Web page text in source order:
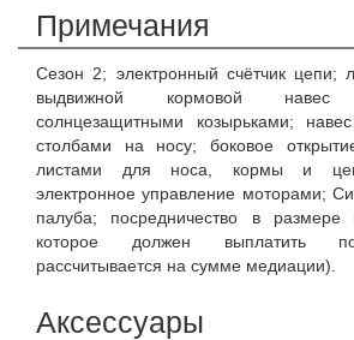
Примечания
Сезон 2; электронный счётчик цепи;
выдвижной кормовой
солнцезащитными козырьками;
столбами на носу; боковое
листами для носа, кормы и
электронное управление моторами;
палуба; посредничество в
которое должен выплатить
рассчитывается на сумме медиации).
Аксессуары